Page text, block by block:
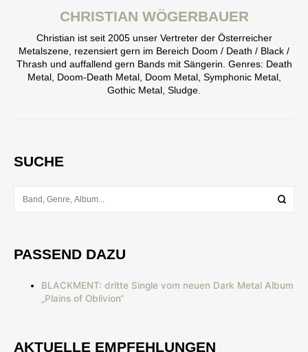
CHRISTIAN WÖGERBAUER
Christian ist seit 2005 unser Vertreter der Österreicher
Metalszene, rezensiert gern im Bereich Doom / Death / Black /
Thrash und auffallend gern Bands mit Sängerin. Genres: Death
Metal, Doom-Death Metal, Doom Metal, Symphonic Metal,
Gothic Metal, Sludge.
SUCHE
PASSEND DAZU
BLACKMENT: dritte Single vom neuen Dark Metal Album
„Plains of Oblivion“
AKTUELLE EMPFEHLUNGEN